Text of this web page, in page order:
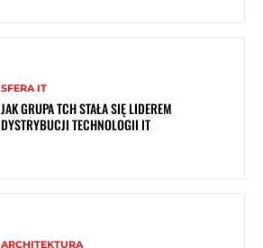
SFERA IT
JAK GRUPA TCH STAŁA SIĘ LIDEREM
DYSTRYBUCJI TECHNOLOGII IT
ARCHITEKTURA